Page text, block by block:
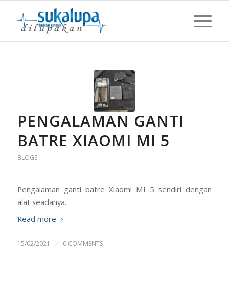
PENGALAMAN GANTI
BATRE XIAOMI MI 5
BLOGS
Pengalaman ganti batre Xiaomi MI 5 sendiri dengan
alat seadanya.
Read more
15/02/2021 / 0 COMMENTS